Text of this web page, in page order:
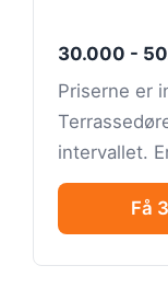
30.000 -
Priserne er
intervallet.
Få